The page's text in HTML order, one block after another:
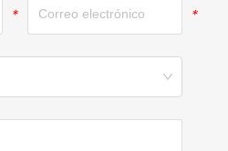
*
*